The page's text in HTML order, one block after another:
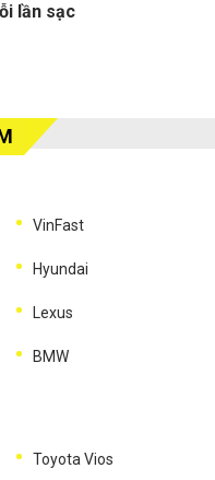
lần sạc
VinFast
Hyundai
Lexus
BMW
Toyota Vios